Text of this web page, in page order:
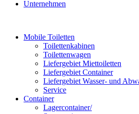
Unternehmen
Mobile Toiletten
Toilettenkabinen
Toilettenwagen
Liefergebiet Miettoiletten
Liefergebiet Container
Liefergebiet Wasser- und
Service
Container
Lagercontainer/